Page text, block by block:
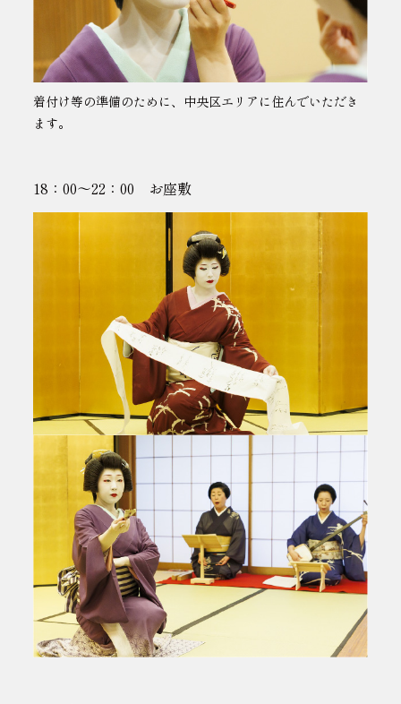
着付け等の準備のために、
中央区エリアに住んでいただき
ます。
18：00～22：00 お座敷